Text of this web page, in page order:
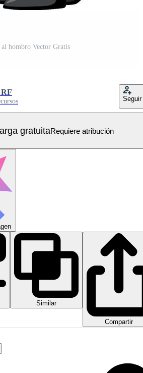
hombro Vector Gratis
Seguir
gratuitaRequiere atribución
Similar
Compartir